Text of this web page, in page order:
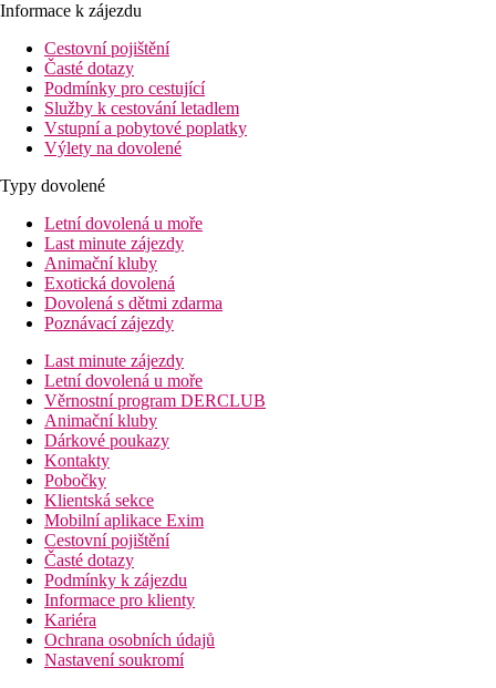
Informace k zájezdu
Cestovní pojištění
Časté dotazy
Podmínky pro cestující
Služby k cestování letadlem
Vstupní a pobytové poplatky
Výlety na dovolené
Typy dovolené
Letní dovolená u moře
Last minute zájezdy
Animační kluby
Exotická dovolená
Dovolená s dětmi zdarma
Poznávací zájezdy
Last minute zájezdy
Letní dovolená u moře
Věrnostní program DERCLUB
Animační kluby
Dárkové poukazy
Kontakty
Pobočky
Klientská sekce
Mobilní aplikace Exim
Cestovní pojištění
Časté dotazy
Podmínky k zájezdu
Informace pro klienty
Kariéra
Ochrana osobních údajů
Nastavení soukromí